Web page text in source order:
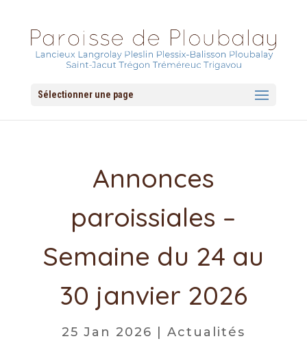
Sélectionner une page
Annonces
paroissiales –
Semaine du 24 au
30 janvier 2026
25 Jan 2026 Actualités